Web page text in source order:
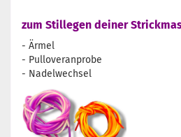
zum Stillegen deiner
- Ärmel
- Pulloveranprobe
- Nadelwechsel